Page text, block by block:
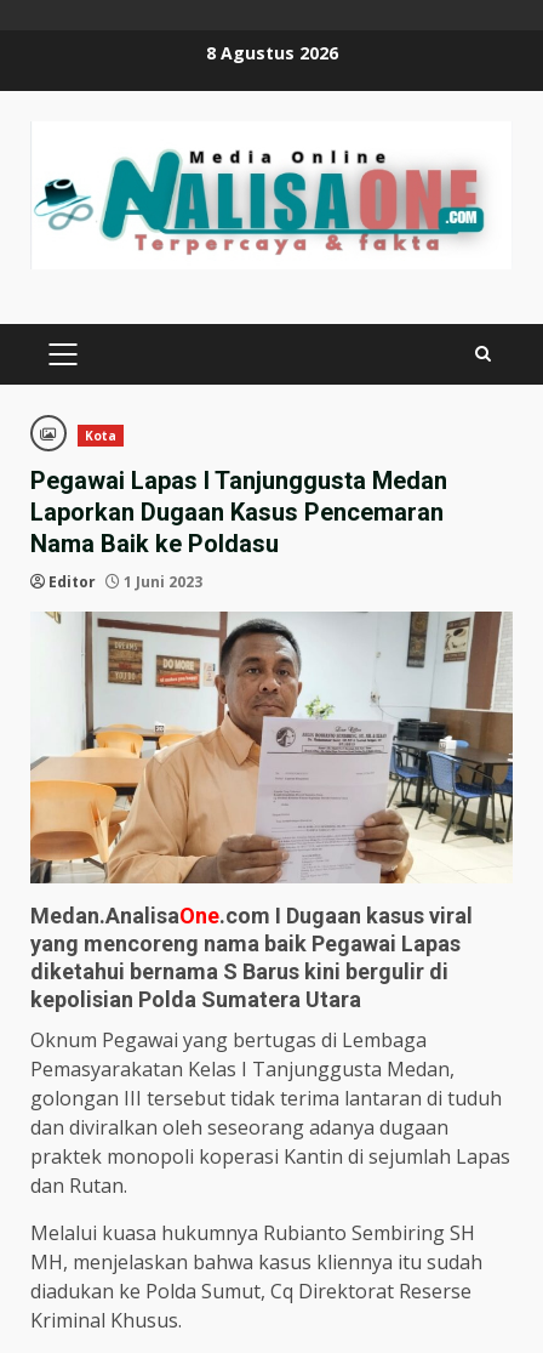
8 Agustus 2026
PRIMARY
Kota
Pegawai Lapas I Tanjunggusta Medan
Laporkan Dugaan Kasus Pencemaran
Nama Baik ke Poldasu
Editor 1 Juni 2023
Medan.AnalisaOne.com I Dugaan kasus viral
yang mencoreng nama baik Pegawai Lapas
diketahui bernama S Barus kini bergulir di
kepolisian Polda Sumatera Utara
Oknum Pegawai yang bertugas di Lembaga
Pemasyarakatan Kelas I Tanjunggusta Medan,
golongan III tersebut tidak terima lantaran di tuduh
dan diviralkan oleh seseorang adanya dugaan
praktek monopoli koperasi Kantin di sejumlah Lapas
dan Rutan.
Melalui kuasa hukumnya Rubianto Sembiring SH
MH, menjelaskan bahwa kasus kliennya itu sudah
diadukan ke Polda Sumut, Cq Direktorat Reserse
Kriminal Khusus.